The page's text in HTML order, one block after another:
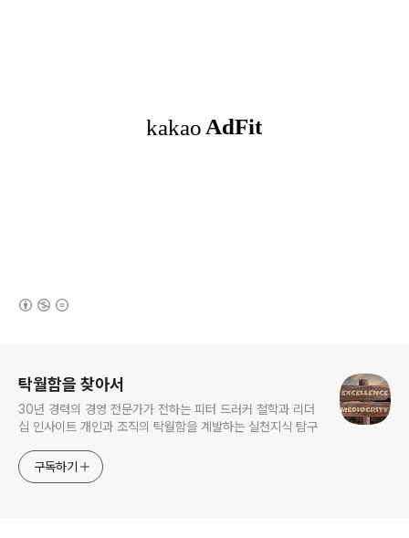
탁월함을 찾아서
30년 경력의 경영 전문가가 전하는 피터 드러커 철학과 리더
십 인사이트 개인과 조직의 탁월함을 계발하는 실천지식 탐구
구독하기